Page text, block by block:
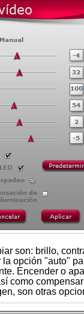
son: brillo,
opción "auto"
Encender o
como
son otras